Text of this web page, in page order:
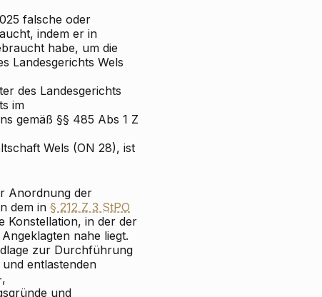
falsche oder
indem er in
habe, um die
Landesgerichts Wels
des Landesgerichts
im
gemäß §§ 485 Abs 1 Z
Wels (ON 28), ist
Anordnung der
dem in § 212 Z 3 StPO
Konstellation, in der der
nahe liegt.
zur Durchführung
entlastenden
und